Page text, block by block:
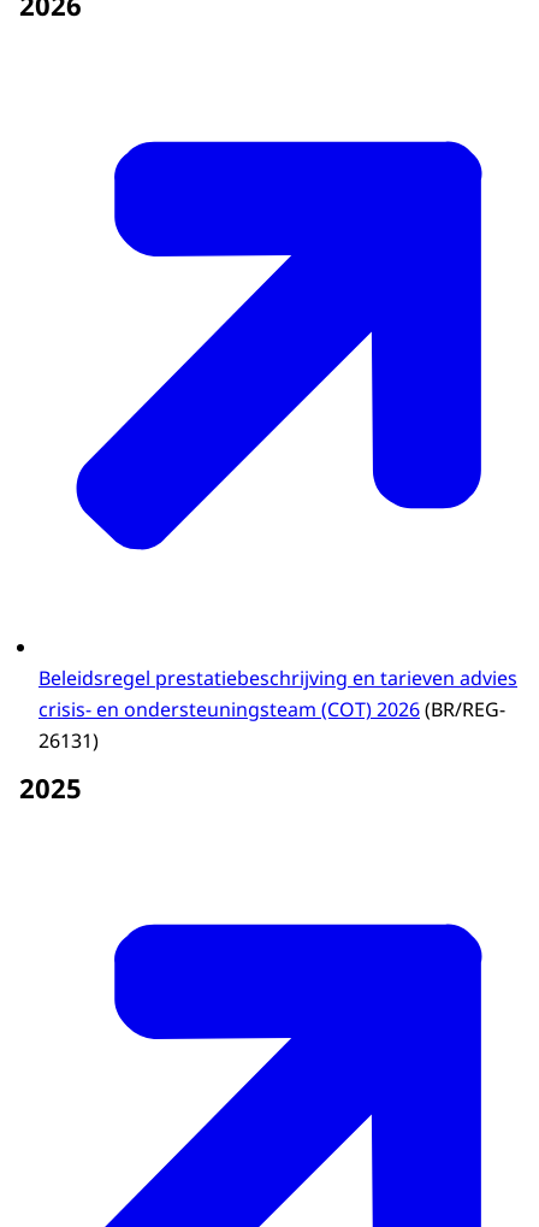
Beleidsregel prestatiebeschrijving en tarieven advies
crisis- en ondersteuningsteam (COT) 2026(BR/REG-
26131)
2025